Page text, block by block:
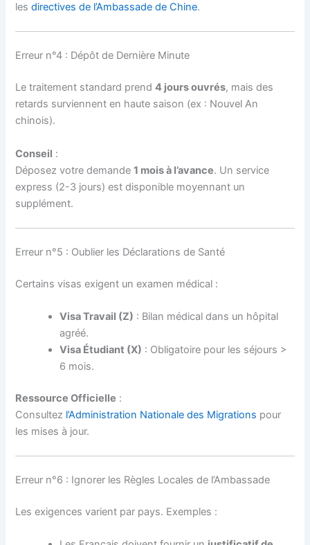
lesdirectives de l’Ambassade de Chine.
Erreur n°4 : Dépôt de Dernière Minute
Le traitement standard prend4 jours ouvrés, mais des
retards surviennent en haute saison (ex : Nouvel An
chinois).
Conseil :
Déposez votre demande1 mois à l’avance. Un service
express (2-3 jours) est disponible moyennant un
supplément.
Erreur n°5 : Oublier les Déclarations de Santé
Certains visas exigent un examen médical :
Visa Travail (Z) : Bilan médical dans un hôpital
agréé.
Visa Étudiant (X) : Obligatoire pour les séjours >
6 mois.
Ressource Officielle :
Consultez l’Administration Nationale des Migrations pour
les mises à jour.
Erreur n°6 : Ignorer les Règles Locales de l’Ambassade
Les exigences varient par pays. Exemples :